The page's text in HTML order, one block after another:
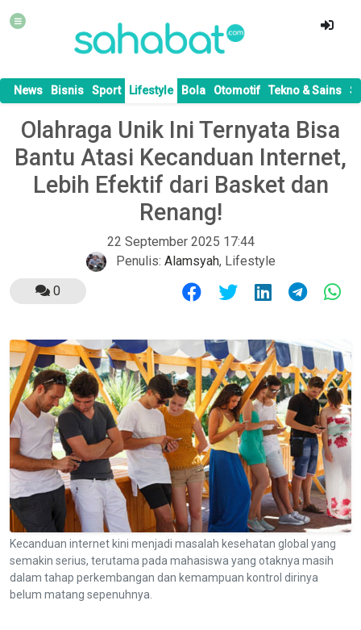
News Bisnis Sport Lifestyle Bola Otomotif Tekno & Sains
Olahraga Unik Ini Ternyata Bisa
Bantu Atasi Kecanduan Internet,
Lebih Efektif dari Basket dan
Renang!
22 September 2025 17:44
Penulis: Alamsyah, Lifestyle
0
Kecanduan internet kini menjadi masalah kesehatan global yang
semakin serius, terutama pada mahasiswa yang otaknya masih
dalam tahap perkembangan dan kemampuan kontrol dirinya
belum matang sepenuhnya.